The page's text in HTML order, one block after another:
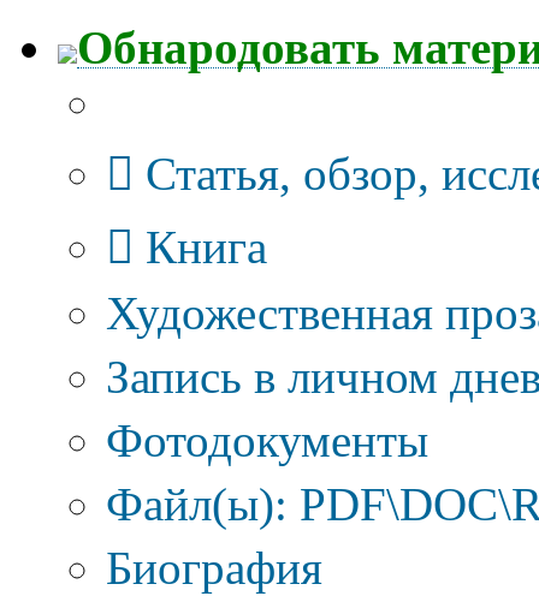
Обнародовать
Статья, обзор,
Книга
Художественная
Запись в личном
Фотодокументы
Файл(ы):
Биография